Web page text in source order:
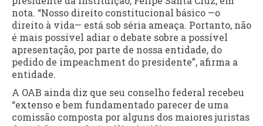
nota. “Nosso direito constitucional básico —o
direito à vida— está sob séria ameaça. Portanto, não
é mais possível adiar o debate sobre a possível
apresentação, por parte de nossa entidade, do
pedido de impeachment do presidente”, afirma a
entidade.
A OAB ainda diz que seu conselho federal recebeu
“extenso e bem fundamentado parecer de uma
comissão composta por alguns dos maiores juristas